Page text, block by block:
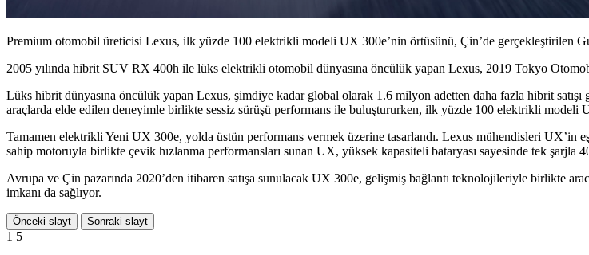
Premium otomobil üreticisi Lexus, ilk yüzde 100 elektrikli modeli UX 300e’nin örtüsünü, Çin’de gerçekleştirilen
2005 yılında hibrit SUV RX 400h ile lüks elektrikli otomobil dünyasına öncülük yapan Lexus, 2019 Tokyo
Lüks hibrit dünyasına öncülük yapan Lexus, şimdiye kadar global olarak 1.6 milyon adetten daha fazla hibrit
araçlarda elde edilen deneyimle birlikte sessiz sürüşü performans ile buluştururken, ilk yüzde 100 elektrikli modeli
Tamamen elektrikli Yeni UX 300e, yolda üstün performans vermek üzerine tasarlandı. Lexus mühendisleri UX’in
sahip motoruyla birlikte çevik hızlanma performansları sunan UX, yüksek kapasiteli bataryası sayesinde tek şarjla
Avrupa ve Çin pazarında 2020’den itibaren satışa sunulacak UX 300e, gelişmiş bağlantı teknolojileriyle birlikte
imkanı da sağlıyor.
Önceki slayt Sonraki slayt
1 5